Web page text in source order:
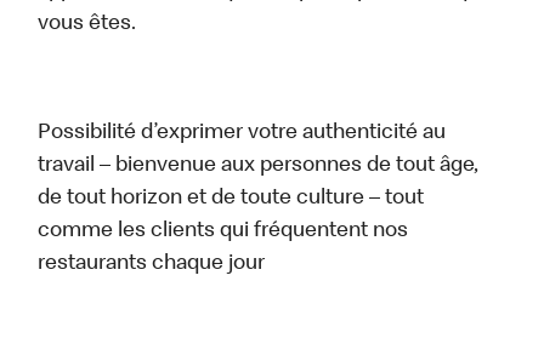
vous êtes.
Possibilité d’exprimer votre authenticité au
travail – bienvenue aux personnes de tout âge,
de tout horizon et de toute culture – tout
comme les clients qui fréquentent nos
restaurants chaque jour